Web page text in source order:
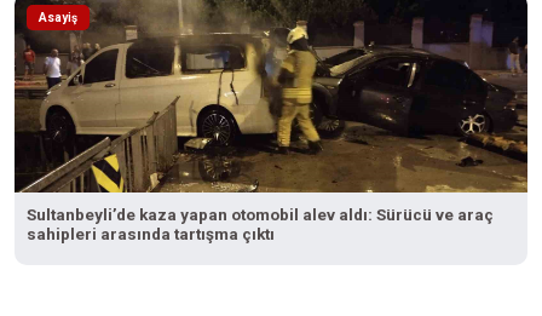
Asayiş
Sultanbeyli’de kaza yapan otomobil alev aldı: Sürücü ve araç
sahipleri arasında tartışma çıktı